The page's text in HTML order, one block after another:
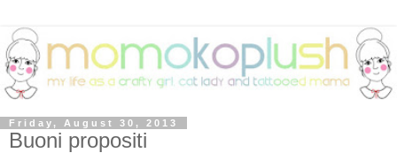
Friday, August 30, 2013
Buoni propositi